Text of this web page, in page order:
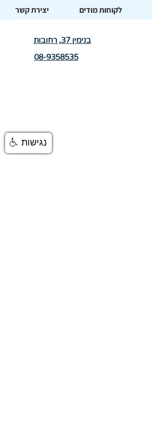
לקוחות מודים יצירת קשר
בנימין 37, רחובות
08-9358535
נגישות